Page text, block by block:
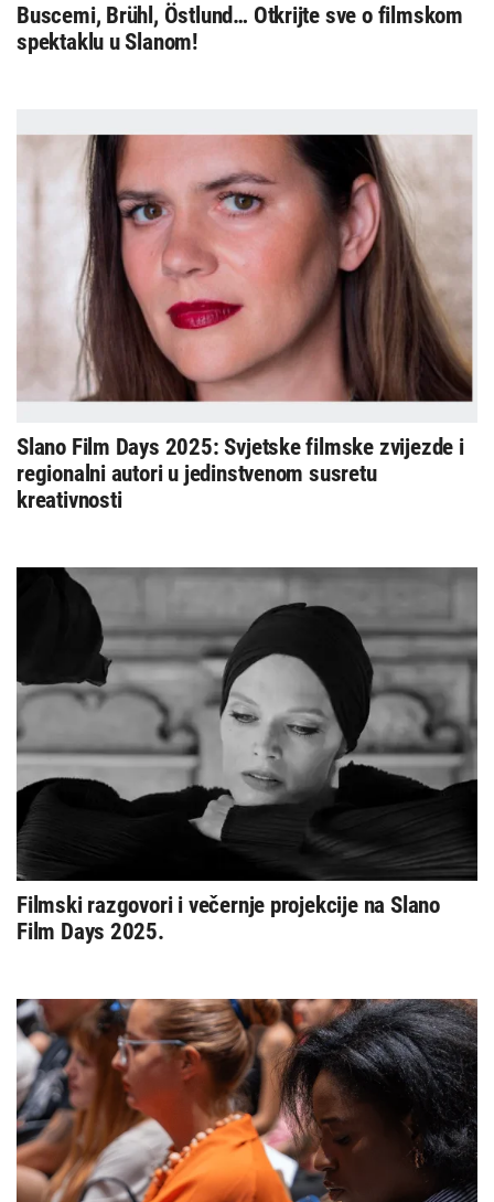
Buscemi, Brühl, Östlund… Otkrijte sve o filmskom
spektaklu u Slanom!
Slano Film Days 2025: Svjetske filmske zvijezde i
regionalni autori u jedinstvenom susretu
kreativnosti
Filmski razgovori i večernje projekcije na Slano
Film Days 2025.